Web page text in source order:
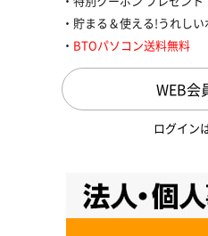
貯まる＆使える!うれしい
BTOパソコン送料無料
WEB会
ログイン